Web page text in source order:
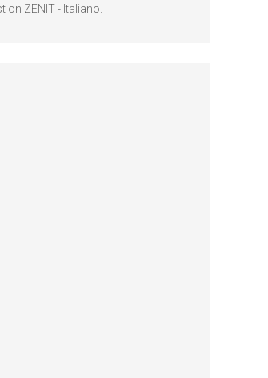
on ZENIT - Italiano.